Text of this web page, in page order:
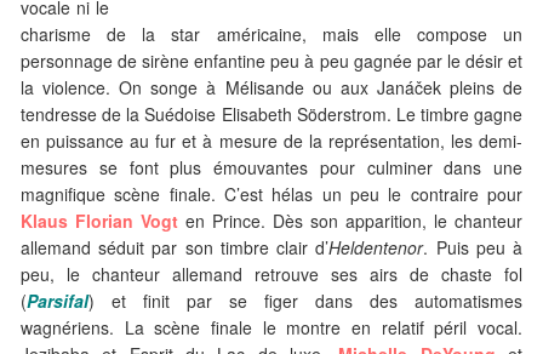
vocale ni le
charisme de la star américaine, mais elle compose un
personnage de sirène enfantine peu à peu gagnée par le désir et
la violence. On songe à Mélisande ou aux Janáček pleins de
tendresse de la Suédoise Elisabeth Söderstrom. Le timbre gagne
en puissance au fur et à mesure de la représentation, les demi-
mesures se font plus émouvantes pour culminer dans une
magnifique scène finale. C’est hélas un peu le contraire pour
Klaus Florian Vogt en Prince. Dès son apparition, le chanteur
allemand séduit par son timbre clair d’Heldentenor. Puis peu à
peu, le chanteur allemand retrouve ses airs de chaste fol
(Parsifal) et finit par se figer dans des automatismes
wagnériens. La scène finale le montre en relatif péril vocal.